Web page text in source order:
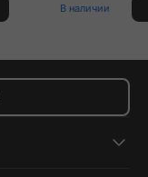
В наличии